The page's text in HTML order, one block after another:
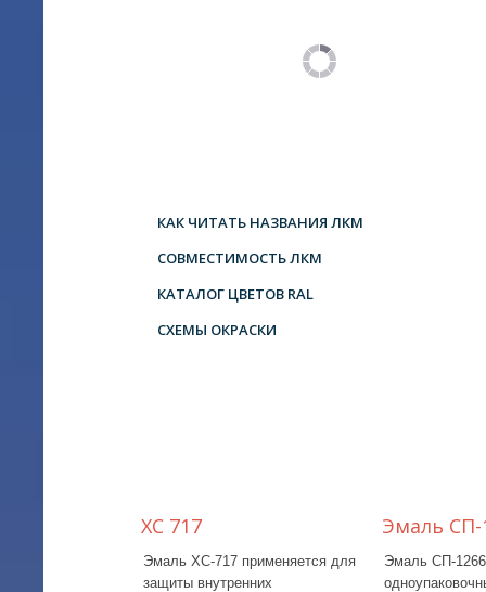
КАК ЧИТАТЬ НАЗВАНИЯ ЛКМ
СОВМЕСТИМОСТЬ ЛКМ
КАТАЛОГ ЦВЕТОВ RAL
СХЕМЫ ОКРАСКИ
XC 717
Эмаль ХС-717 применяется для
защиты внутренних
Эмаль СП-
Эмаль СП-